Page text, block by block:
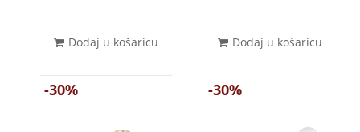
Dodaj u košaricu Dodaj u košaricu
-30% -30%